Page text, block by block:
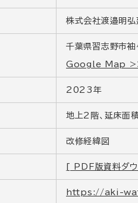
株式会社渡邉明弘
千葉県習志野市袖
Google Map
2023年
地上2階、延床面
改修経緯図
[ PDF版資料ダウ
https://aki-